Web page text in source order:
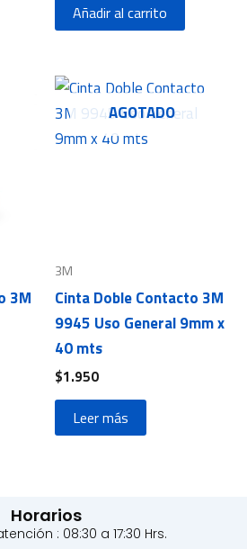
Añadir al carrito
3M
AGOTADO
3M
Cinta Doble Contacto 3M
9945 Uso General 9mm x
40 mts
$1.950
Leer más
Horarios
: 08:30 a 17:30 Hrs.